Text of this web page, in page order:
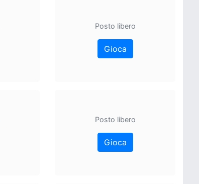
Posto libero
Gioca
Posto libero
Gioca